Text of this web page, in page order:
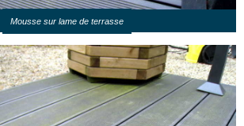
Mousse sur lame de terrasse